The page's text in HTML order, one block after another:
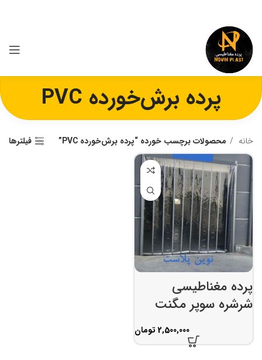
پرده برش‌خورده PVC
خانه محصولات برچسب خورده “پرده برش‌خورده PVC” فیلترها
پرده مغناطیسی
شرشره سوپر مگنت
تومان